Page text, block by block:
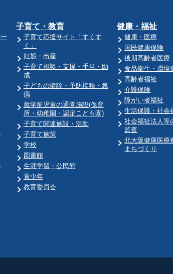
子育て・教育
子育て応援サイト「すくす
く」
妊娠・出産
子育て相談・支援・手当・助
成
子どもの健診・予防接種・急
病
就学前児童の通園施設(保育
所・幼稚園・認定こども園)
子育て関連施設・活動
子育て施策
学校
図書館
生涯学習・公民館
青少年
教育委員会
健康・福祉
健康・医療
国民健康保険
後期高齢者医療
食品衛生・環境
高齢者福祉
介護保険
障がい者福祉
生活保護・社会
社会福祉法人等
監査
北大阪健康医療
まちづくり